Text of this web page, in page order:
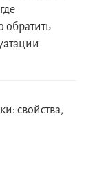
обратить
свойства,